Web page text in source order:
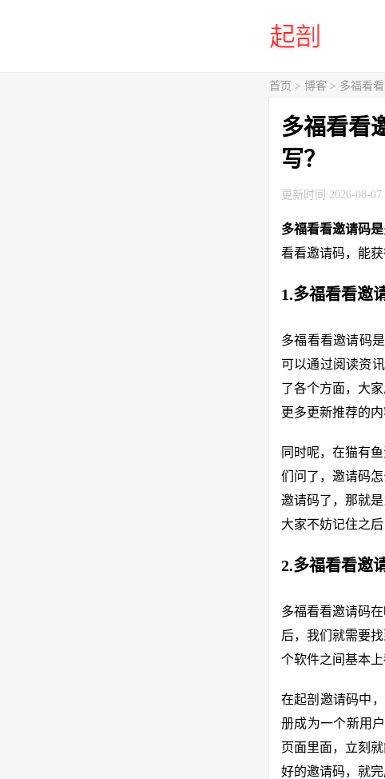
首页 > 博客 > 多福看
多福看看
写？
更新时间:2026-08-
多福看看邀请码
看看邀请码，能获
1.多福看看邀
多福看看邀请码
可以通过阅读资
了各个方面，大
更多更新推荐的
同时呢，在猫有
们问了，邀请码
邀请码了，那就
大家不妨记住之后
2.多福看看邀
多福看看邀请码
后，我们就需要
个软件之间基本
在起剖邀请码中
册成为一个新用
页面里面，立刻
好的邀请码，就